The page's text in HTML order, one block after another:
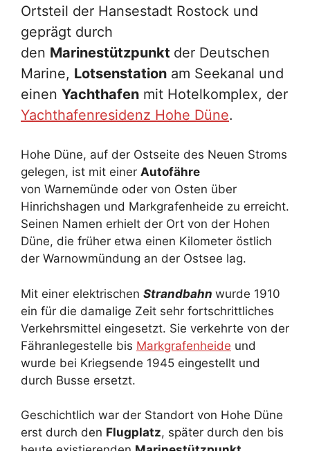
Ortsteil der Hansestadt Rostock und
geprägt durch
den Marinestützpunkt der Deutschen
Marine, Lotsenstation am Seekanal und
einen Yachthafen mit Hotelkomplex, der
Yachthafenresidenz Hohe Düne.
Hohe Düne, auf der Ostseite des Neuen Stroms
gelegen, ist mit einer Autofähre
von Warnemünde oder von Osten über
Hinrichshagen und Markgrafenheide zu erreicht.
Seinen Namen erhielt der Ort von der Hohen
Düne, die früher etwa einen Kilometer östlich
der Warnowmündung an der Ostsee lag.
Mit einer elektrischen Strandbahn wurde 1910
ein für die damalige Zeit sehr fortschrittliches
Verkehrsmittel eingesetzt. Sie verkehrte von der
Fähranlegestelle bis Markgrafenheide und
wurde bei Kriegsende 1945 eingestellt und
durch Busse ersetzt.
Geschichtlich war der Standort von Hohe Düne
erst durch den Flugplatz, später durch den bis